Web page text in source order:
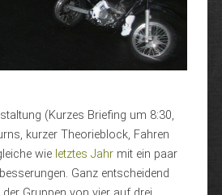
(Kurzes Briefing um 8:30,
kurzer Theorieblock, Fahren
wie letztes Jahrmit ein paar
Ganz entscheidend